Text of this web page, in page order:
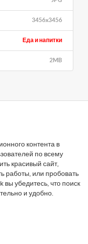
3456x3456
Еда и напитки
2MB
контента в
по всему
красивый сайт,
работы, или пробовать
убедитесь, что поиск
и удобно.